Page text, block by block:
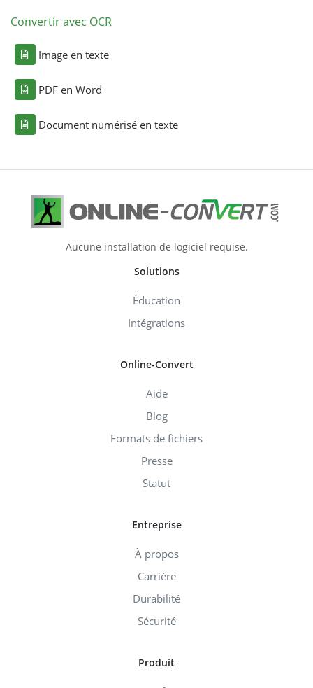
Convertir avec OCR
Image en texte
PDF en Word
Document numérisé en texte
Aucune installation de logiciel requise.
Solutions
Éducation
Intégrations
Online-Convert
Aide
Blog
Formats de fichiers
Presse
Statut
Entreprise
À propos
Carrière
Durabilité
Sécurité
Produit